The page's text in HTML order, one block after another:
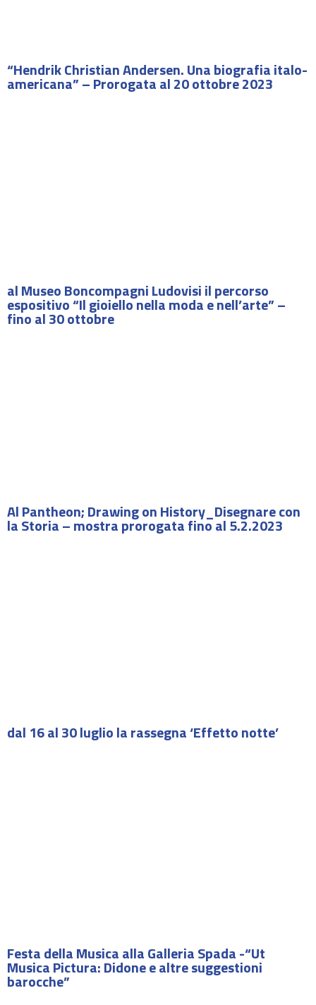
“Hendrik Christian Andersen. Una biografia italo-
americana” – Prorogata al 20 ottobre 2023
al Museo Boncompagni Ludovisi il percorso
espositivo “Il gioiello nella moda e nell’arte” –
fino al 30 ottobre
Al Pantheon; Drawing on History_Disegnare con
la Storia – mostra prorogata fino al 5.2.2023
dal 16 al 30 luglio la rassegna ‘Effetto notte’
Festa della Musica alla Galleria Spada -“Ut
Musica Pictura: Didone e altre suggestioni
barocche”